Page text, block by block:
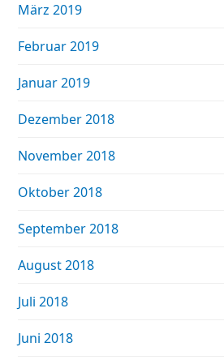
März 2019
Februar 2019
Januar 2019
Dezember 2018
November 2018
Oktober 2018
September 2018
August 2018
Juli 2018
Juni 2018